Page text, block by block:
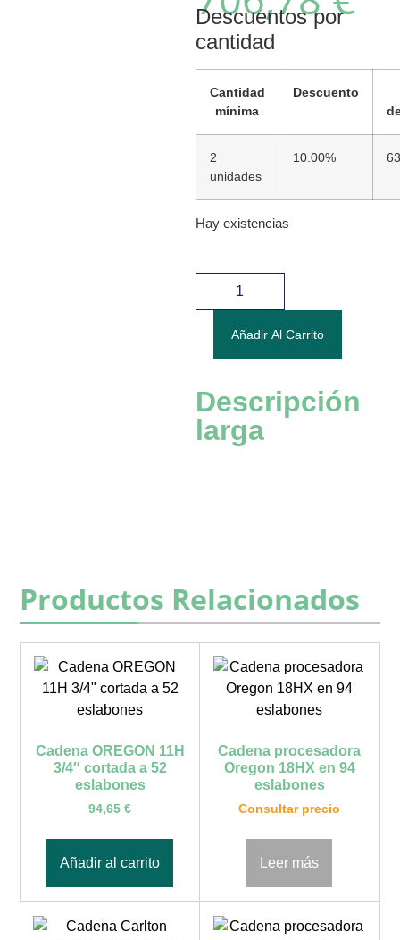
Descuentos por
cantidad
Cantidad
mínima
Descuento
2
unidades
10.00%
Hay existencias
Añadir Al Carrito
Descripción
larga
Productos Relacionados
Cadena OREGON 11H
3/4″ cortada a 52
eslabones
94,65€
Añadir al carrito
Cadena procesadora
Oregon 18HX en 94
eslabones
Consultar precio
Leer más